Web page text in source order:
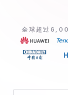
全球超过